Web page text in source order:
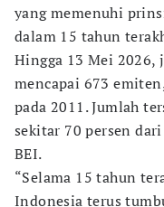
yang memenuhi
dalam 15 tahun
Hingga 13 Mei 2026,
mencapai 673
pada 2011. Jumlah
sekitar 70 persen
BEI.
“Selama 15 tahun
Indonesia terus